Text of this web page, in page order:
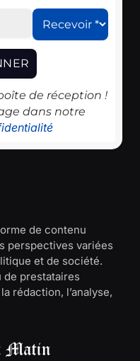
de réception !
dans notre
de contenu
perspectives variées
et de société.
de prestataires
rédaction, l’analyse,